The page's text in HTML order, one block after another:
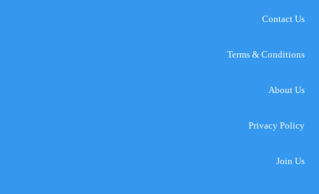
Contact Us
Terms & Conditions
About Us
Privacy Policy
Join Us